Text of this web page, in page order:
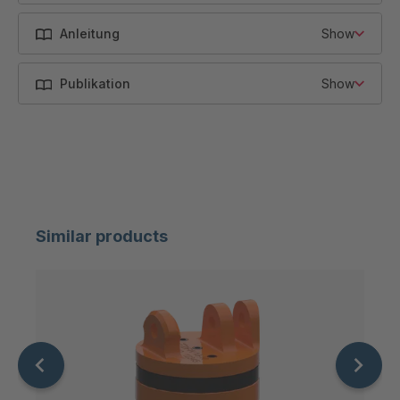
AW 50
Anleitung Show
Publikation Show
Similar products